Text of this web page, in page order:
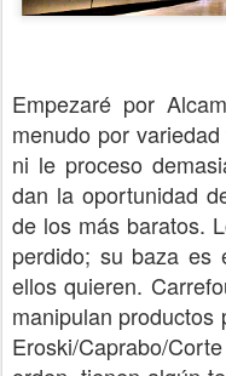
Empezaré por
menudo por
ni le proceso
dan la oportunidad
de los más baratos.
perdido; su baza es
ellos quieren.
manipulan productos
Eroski/Caprabo/